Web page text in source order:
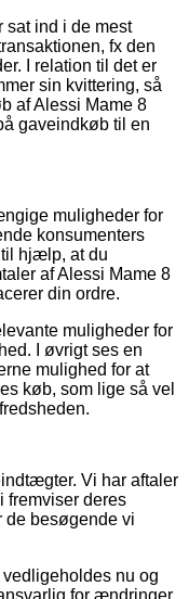
sat ind i de mest
fx den
I relation til det er
sin kvittering, så
af Alessi Mame 8
gaveindkøb til en
muligheder for
konsumenters
hjælp, at du
af Alessi Mame 8
din ordre.
muligheder for
I øvrigt ses en
mulighed for at
køb, som lige så vel
Vi har aftaler
fremviser deres
de besøgende vi
nu og
for ændringer